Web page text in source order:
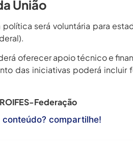
União
política será voluntária para
oferecer apoio técnico e
das iniciativas poderá
Federação
conteúdo? compartilhe!